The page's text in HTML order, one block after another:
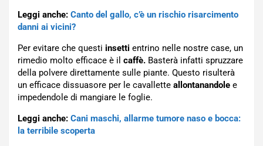
Leggi anche: Canto del gallo, c’è un rischio risarcimento
danni ai vicini?
Per evitare che questi insetti entrino nelle nostre case, un
rimedio molto efficace è il caffè. Basterà infatti spruzzare
della polvere direttamente sulle piante. Questo risulterà
un efficace dissuasore per le cavallette allontanandole e
impedendole di mangiare le foglie.
Leggi anche: Cani maschi, allarme tumore naso e bocca:
la terribile scoperta